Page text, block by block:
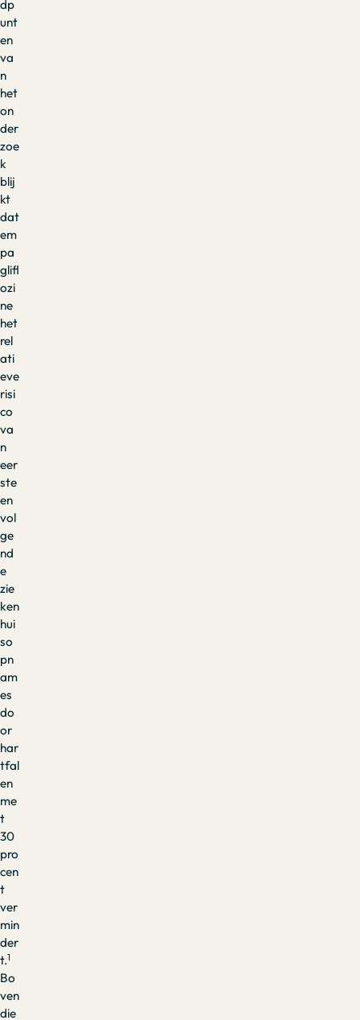
dp
unt
en
va
n
het
on
der
zoe
k
blij
kt
dat
em
pa
glifl
ozi
ne
het
rel
ati
eve
risi
co
va
n
eer
ste
en
vol
ge
nd
e
zie
ken
hui
so
pn
am
es
do
or
har
tfal
en
me
t
30
pro
cen
t
ver
min
der
t.1
Bo
ven
die